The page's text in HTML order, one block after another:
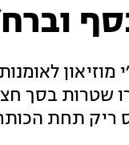
ריק תחת